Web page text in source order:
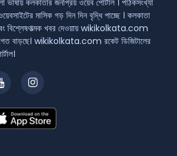
কলকাতার জনপ্রিয় ওয়েব পোর্টাল । পাঠকসংখ্যা
মাসিক গড় দিন দিন বৃদ্ধি পাচ্ছে । কলকাতা
বিশ্লেষণাত্মক খবর দেওয়ায় wikikolkata.com
বাড়ছে। wikikolkata.com রকেট ডিজিটালের